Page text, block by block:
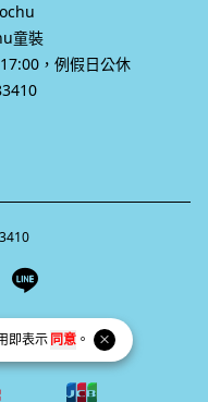
即表示同意 。
童裝
，例假日公休
page
Line page